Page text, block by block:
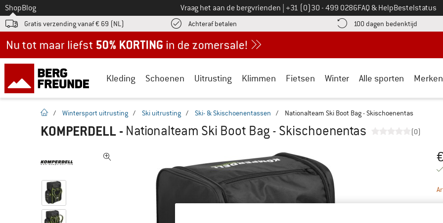
Naar
ShopBlog Vraag het aan de bergvrienden Bel ons op
+31 (0)30 - 499 0286FAQ & HelpBestelstatus
Gratis verzending vanaf € 69 (NL) Achteraf betalen vind de betalingsinformatie hier! Opent in een infovak
100 dagen bedenktijd
Kleding Schoenen Uitrusting Klimmen Fietsen Winter Alle sporten Merken
Startpagina
/ Wintersport uitrusting / Ski uitrusting / Ski- & Skischoenentassen / Nationalteam Ski Boot Bag - Skischoenentas
KOMPERDELL - Nationalteam Ski Boot Bag - Skischoenentas (0)